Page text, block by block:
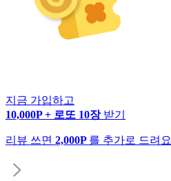
지금 가입하고
10,000P + 로또 10장 받기
리뷰 쓰면 2,000P 를 추가로 드려요